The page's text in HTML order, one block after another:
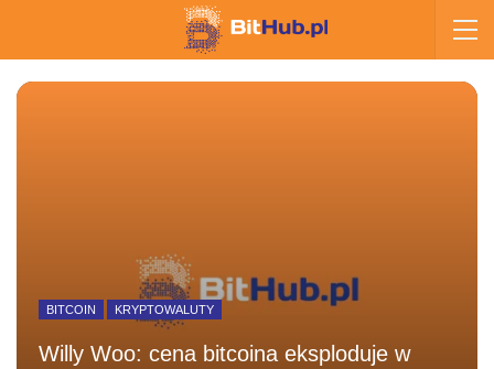
BITCOIN KRYPTOWALUTY
Willy Woo: cena bitcoina eksploduje w